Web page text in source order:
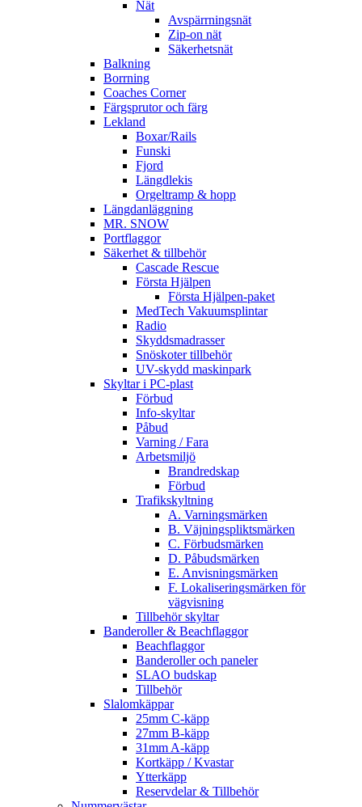
Nät
Avspärrningsnät
Zip-on nät
Säkerhetsnät
Balkning
Borrning
Coaches Corner
Färgsprutor och färg
Lekland
Boxar/Rails
Funski
Fjord
Längdlekis
Orgeltramp & hopp
Längdanläggning
MR. SNOW
Portflaggor
Säkerhet & tillbehör
Cascade Rescue
Första Hjälpen
Första Hjälpen-paket
MedTech Vakuumsplintar
Radio
Skyddsmadrasser
Snöskoter tillbehör
UV-skydd maskinpark
Skyltar i PC-plast
Förbud
Info-skyltar
Påbud
Varning / Fara
Arbetsmiljö
Brandredskap
Förbud
Trafikskyltning
A. Varningsmärken
B. Väjningspliktsmärken
C. Förbudsmärken
D. Påbudsmärken
E. Anvisningsmärken
F. Lokaliseringsmärken för
vägvisning
Tillbehör skyltar
Banderoller & Beachflaggor
Beachflaggor
Banderoller och paneler
SLAO budskap
Tillbehör
Slalomkäppar
25mm C-käpp
27mm B-käpp
31mm A-käpp
Kortkäpp / Kvastar
Ytterkäpp
Reservdelar & Tillbehör